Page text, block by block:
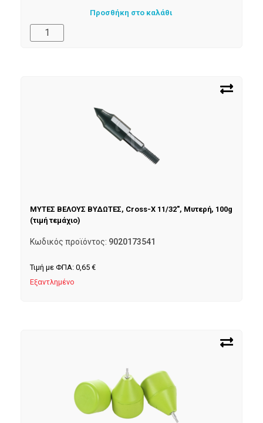
Προσθήκη στο καλάθι
ΜΥΤΕΣ ΒΕΛΟΥΣ ΒΥΔΩΤΕΣ, Cross-X 11/32″, Μυτερή, 100g
(τιμή τεμάχιο)
Κωδικός προϊόντος: 9020173541
Τιμή με ΦΠΑ: 0,65 €
Εξαντλημένο